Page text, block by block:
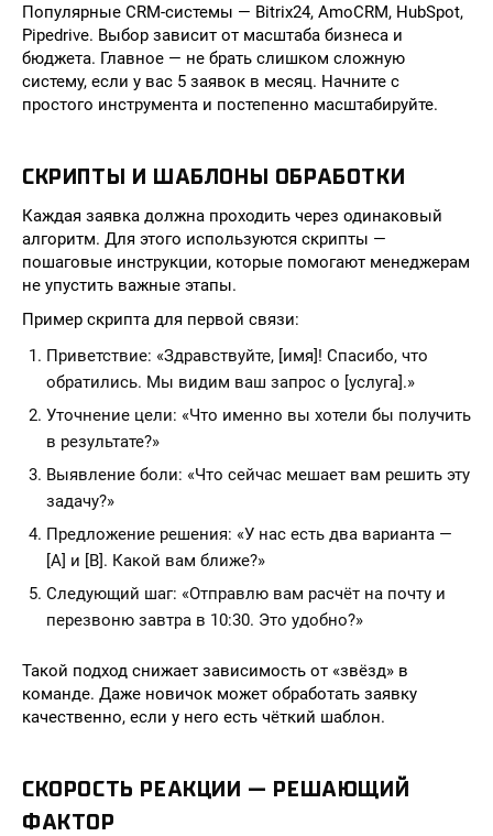
Популярные CRM-системы — Bitrix24, AmoCRM, HubSpot,
Pipedrive. Выбор зависит от масштаба бизнеса и
бюджета. Главное — не брать слишком сложную
систему, если у вас 5 заявок в месяц. Начните с
простого инструмента и постепенно масштабируйте.
СКРИПТЫ И ШАБЛОНЫ ОБРАБОТКИ
Каждая заявка должна проходить через одинаковый
алгоритм. Для этого используются скрипты —
пошаговые инструкции, которые помогают менеджерам
не упустить важные этапы.
Пример скрипта для первой связи:
Приветствие: «Здравствуйте, [имя]! Спасибо, что
обратились. Мы видим ваш запрос о [услуга].»
Уточнение цели: «Что именно вы хотели бы получить
в результате?»
Выявление боли: «Что сейчас мешает вам решить эту
задачу?»
Предложение решения: «У нас есть два варианта —
[A] и [B]. Какой вам ближе?»
Следующий шаг: «Отправлю вам расчёт на почту и
перезвоню завтра в 10:30. Это удобно?»
Такой подход снижает зависимость от «звёзд» в
команде. Даже новичок может обработать заявку
качественно, если у него есть чёткий шаблон.
СКОРОСТЬ РЕАКЦИИ — РЕШАЮЩИЙ
ФАКТОР